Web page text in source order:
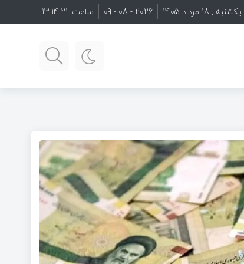
یکشنبه , 18 مرداد 1405 2026 - 08 - 09 ساعت :13:14:23